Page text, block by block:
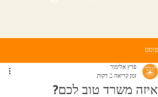
פוסט
איזה משרד טוב לכם?
פרץ אלימור
זמן קריאה 2 דקות